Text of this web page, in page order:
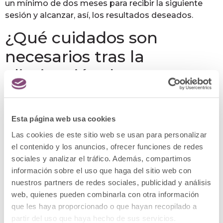
Esta página web usa cookies
Las cookies de este sitio web se usan para personalizar
el contenido y los anuncios, ofrecer funciones de redes
sociales y analizar el tráfico. Además, compartimos
información sobre el uso que haga del sitio web con
nuestros partners de redes sociales, publicidad y análisis
web, quienes pueden combinarla con otra información
que les haya proporcionado o que hayan recopilado a
partir del uso que haya hecho de sus servicios.
un mínimo de dos meses para recibir la siguiente
sesión y alcanzar, así, los resultados deseados.
¿Qué cuidados son
necesarios tras la
eliminación de un
tatuaje?
Una vez vistocómo eliminar tatuaje
segura
, lo siguiente es atender al proceso de
cuidado posterior de la zona tratada. Lo principal es
evitar la exposición al sol de la zona, además de
cuidarla de los roces que se pueden producir por el
contacto con la ropa. Durante los siguientes días el
área puede estar sensible, de ahí que se aconseje
taparla para protegerla.
Es habitual que, tras una sesión, se sienta hinchazón